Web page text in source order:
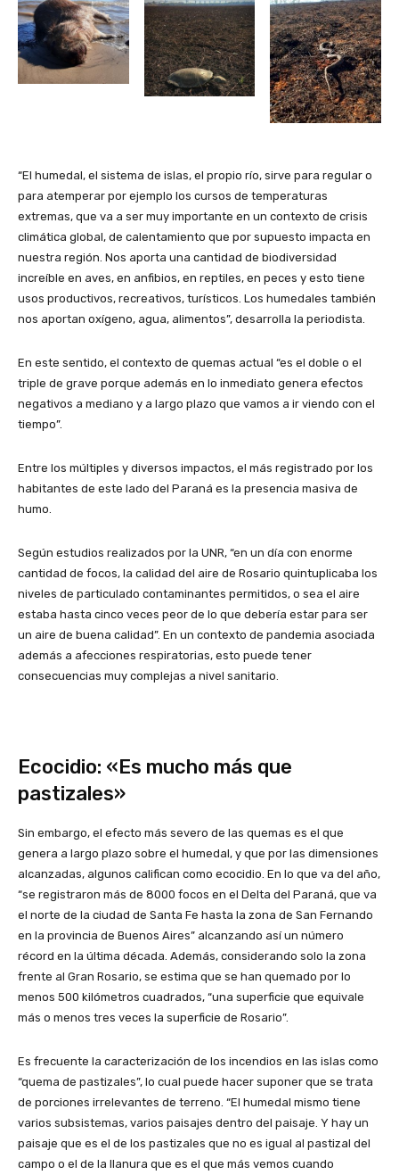
“El humedal, el sistema de islas, el propio río, sirve para regular o
para atemperar por ejemplo los cursos de temperaturas
extremas, que va a ser muy importante en un contexto de crisis
climática global, de calentamiento que por supuesto impacta en
nuestra región. Nos aporta una cantidad de biodiversidad
increíble en aves, en anfibios, en reptiles, en peces y esto tiene
usos productivos, recreativos, turísticos. Los humedales también
nos aportan oxígeno, agua, alimentos”, desarrolla la periodista.
En este sentido, el contexto de quemas actual “es el doble o el
triple de grave porque además en lo inmediato genera efectos
negativos a mediano y a largo plazo que vamos a ir viendo con el
tiempo”.
Entre los múltiples y diversos impactos, el más registrado por los
habitantes de este lado del Paraná es la presencia masiva de
humo.
Según estudios realizados por la UNR, “en un día con enorme
cantidad de focos, la calidad del aire de Rosario quintuplicaba los
niveles de particulado contaminantes permitidos, o sea el aire
estaba hasta cinco veces peor de lo que debería estar para ser
un aire de buena calidad”. En un contexto de pandemia asociada
además a afecciones respiratorias, esto puede tener
consecuencias muy complejas a nivel sanitario.
Ecocidio: «Es mucho más que
pastizales»
Sin embargo, el efecto más severo de las quemas es el que
genera a largo plazo sobre el humedal, y que por las dimensiones
alcanzadas, algunos califican como ecocidio. En lo que va del año,
“se registraron más de 8000 focos en el Delta del Paraná, que va
el norte de la ciudad de Santa Fe hasta la zona de San Fernando
en la provincia de Buenos Aires” alcanzando así un número
récord en la última década. Además, considerando solo la zona
frente al Gran Rosario, se estima que se han quemado por lo
menos 500 kilómetros cuadrados, “una superficie que equivale
más o menos tres veces la superficie de Rosario”.
Es frecuente la caracterización de los incendios en las islas como
“quema de pastizales”, lo cual puede hacer suponer que se trata
de porciones irrelevantes de terreno. “El humedal mismo tiene
varios subsistemas, varios paisajes dentro del paisaje. Y hay un
paisaje que es el de los pastizales que no es igual al pastizal del
campo o el de la llanura que es el que más vemos cuando